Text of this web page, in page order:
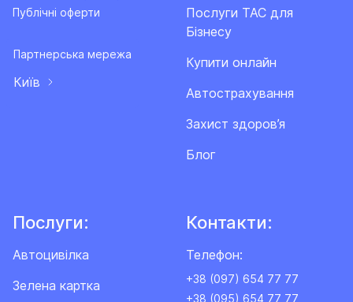
Публічні оферти
Партнерська мережа
Київ
Послуги ТАС для
Бізнесу
Купити онлайн
Автострахування
Захист здоров’я
Блог
Послуги:
Автоцивілка
Зелена картка
Контакти:
Телефон:
+38 (097) 654 77 77
+38 (095) 654 77 77